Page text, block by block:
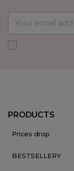
PRODUCTS
Prices drop
BESTSELLERY